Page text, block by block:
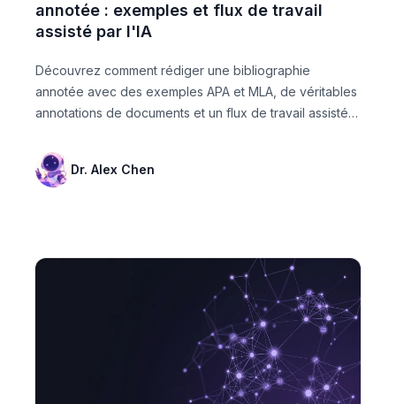
annotée : exemples et flux de travail
assisté par l'IA
Découvrez comment rédiger une bibliographie
annotée avec des exemples APA et MLA, de véritables
annotations de documents et un flux de travail assisté
Dr. Alex Chen